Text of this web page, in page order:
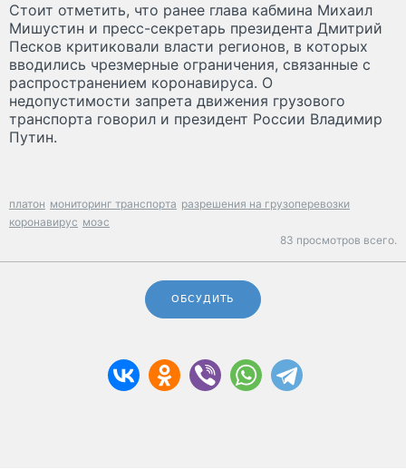
Стоит отметить, что ранее глава кабмина Михаил
Мишустин и пресс-секретарь президента Дмитрий
Песков критиковали власти регионов, в которых
вводились чрезмерные ограничения, связанные с
распространением коронавируса. О
недопустимости запрета движения грузового
транспорта говорил и президент России Владимир
Путин.
платон мониторинг транспорта разрешения на грузоперевозки
коронавирус моэс
83 просмотров всего.
ОБСУДИТЬ